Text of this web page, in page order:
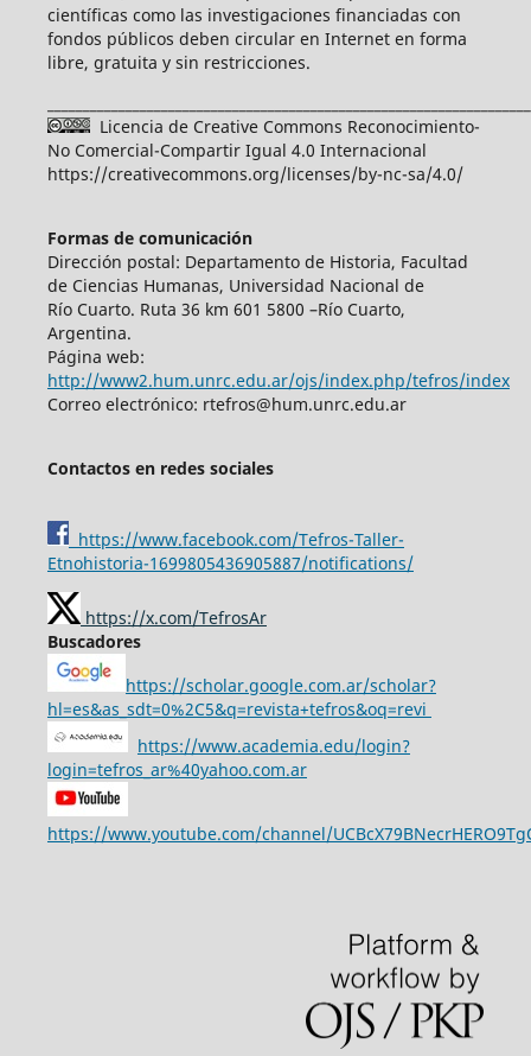
científicas como las investigaciones financiadas con
fondos públicos deben circular en Internet en forma
libre, gratuita y sin restricciones.
Licencia de Creative Commons Reconocimiento-
No Comercial-Compartir Igual 4.0 Internacional
https://creativecommons.org/licenses/by-nc-sa/4.0/
Formas de comunicación
Dirección postal: Departamento de Historia, Facultad
de Ciencias Humanas, Universidad Nacional de
Río Cuarto. Ruta 36 km 601 5800 –Río Cuarto,
Argentina.
Página web:
http://www2.hum.unrc.edu.ar/ojs/index.php/tefros/index
Correo electrónico: rtefros@hum.unrc.edu.ar
Contactos en redes sociales
https://www.facebook.com/Tefros-Taller-
Etnohistoria-1699805436905887/notifications/
https://x.com/TefrosAr
Buscadores
https://scholar.google.com.ar/scholar?
hl=es&as_sdt=0%2C5&q=revista+tefros&oq=revi
https://www.academia.edu/login?
login=tefros_ar%40yahoo.com.ar
https://www.youtube.com/channel/